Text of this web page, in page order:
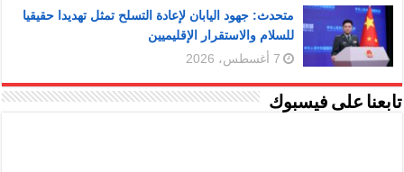
متحدث: جهود اليابان لإعادة التسلح تمثل تهديدا حقيقيا
للسلام والاستقرار الإقليميين
7 أغسطس، 2026
تابعنا على فيسبوك